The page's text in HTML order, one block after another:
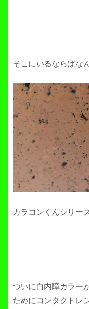
そこにいるならばな
カラコンくんシリー
ついに白内障カラー
ためにコンタクトレ